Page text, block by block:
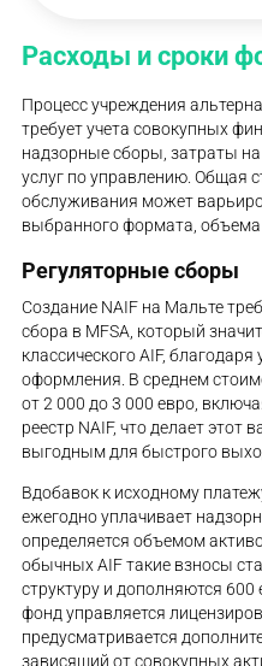
Расходы и сроки
Процесс учреждения
требует учета совокупных
надзорные сборы, затраты
услуг по управлению. Общая
обслуживания может
выбранного формата, объема
Регуляторные сборы
Создание NAIF на Мальте
сбора в MFSA, который
классического AIF,
оформления. В среднем
от 2 000 до 3 000 евро,
реестр NAIF, что делает этот
выгодным для быстрого
Вдобавок к исходному
ежегодно уплачивает
определяется объемом
обычных AIF такие взносы
структуру и дополняются
фонд управляется
предусматривается
зависящий от совокупных